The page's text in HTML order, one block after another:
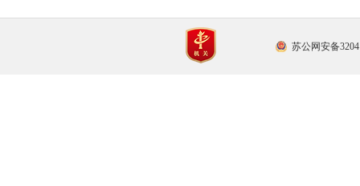
苏公网安备